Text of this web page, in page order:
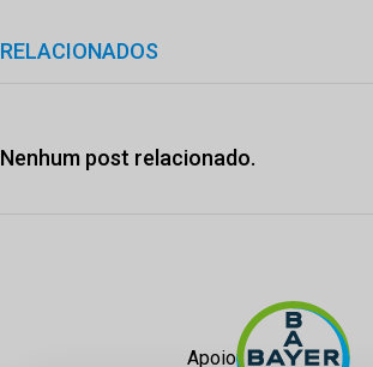
RELACIONADOS
Nenhum post relacionado.
Apoio